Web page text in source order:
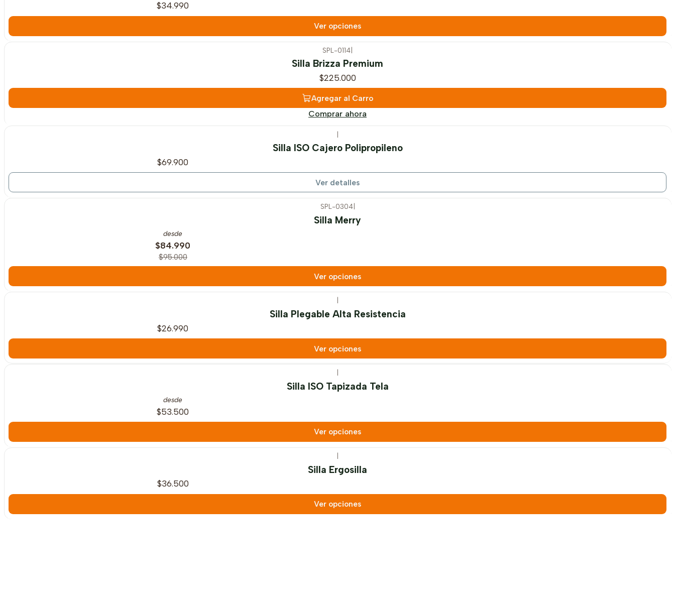
$34.990
Ver opciones
SPL-0114
Silla Brizza Premium
$225.000
Agregar al Carro
Comprar ahora
Silla ISO Cajero Polipropileno
$69.900
Ver detalles
SPL-0304|
Silla Merry
desde
$84.990
$95.000
Ver opciones
Silla Plegable Alta Resistencia
$26.990
Ver opciones
Silla ISO Tapizada Tela
desde
$53.500
Ver opciones
Silla Ergosilla
$36.500
Ver opciones